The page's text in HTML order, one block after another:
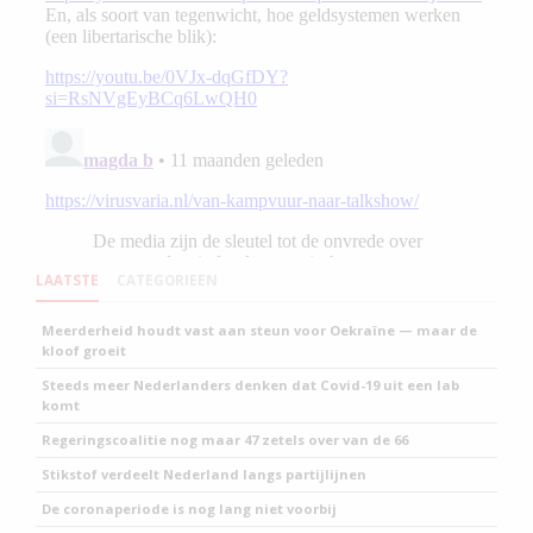
LAATSTE
Meerderheid houdt vast aan steun voor Oekraïne — maar de
kloof groeit
Steeds meer Nederlanders denken dat Covid-19 uit een lab
komt
Regeringscoalitie nog maar 47 zetels over van de 66
Stikstof verdeelt Nederland langs partijlijnen
De coronaperiode is nog lang niet voorbij